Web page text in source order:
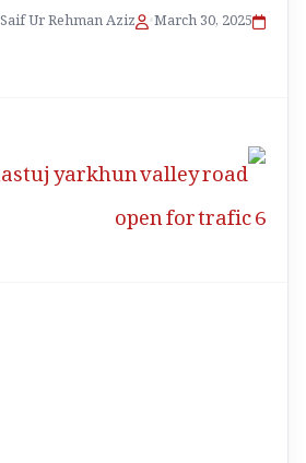
March 30, 2025
•
Saif Ur Rehman Aziz